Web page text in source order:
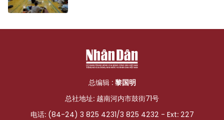
总编辑 : 黎国明
总社地址: 越南河内市鼓街71号
电话: (84-24) 3 825 4231/3 825 4232 - Ext: 227